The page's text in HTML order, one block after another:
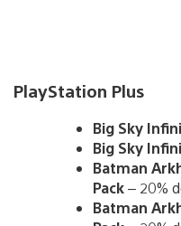
PlayStation Plus
Big Sky
Big Sky
Batman
Pack– 20%
Batman